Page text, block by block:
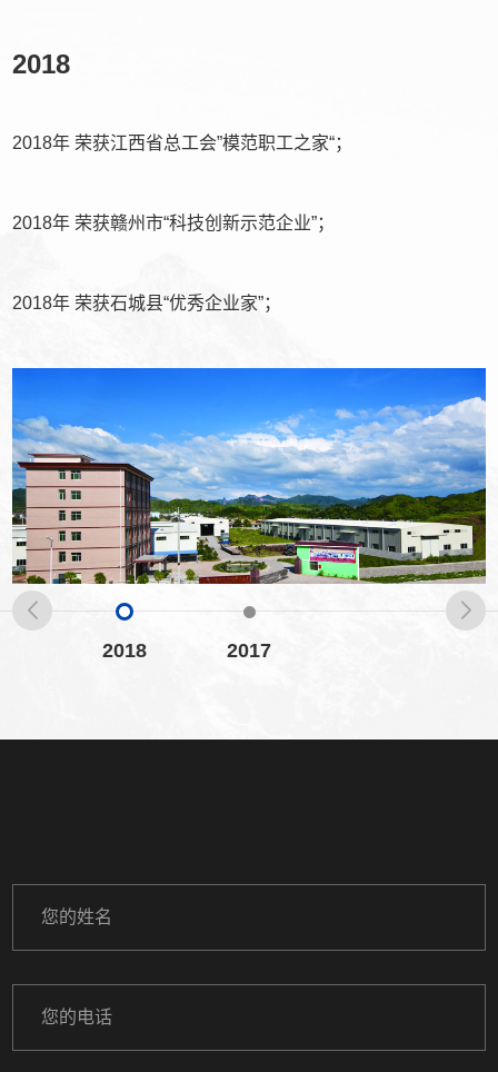
2018
2018年 荣获江西省总工会”模范职工之家“；
2018年 荣获赣州市“科技创新示范企业”；
2018年 荣获石城县“优秀企业家”；
2018 2017